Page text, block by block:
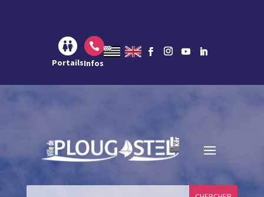
Aller à la recherche
Portails

Infos